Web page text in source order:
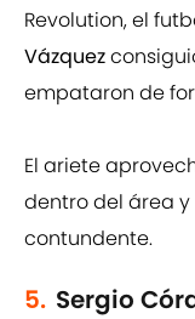
Revolution, el
Vázquez
empataron de
El ariete
dentro del área
contundente.
5. Sergio